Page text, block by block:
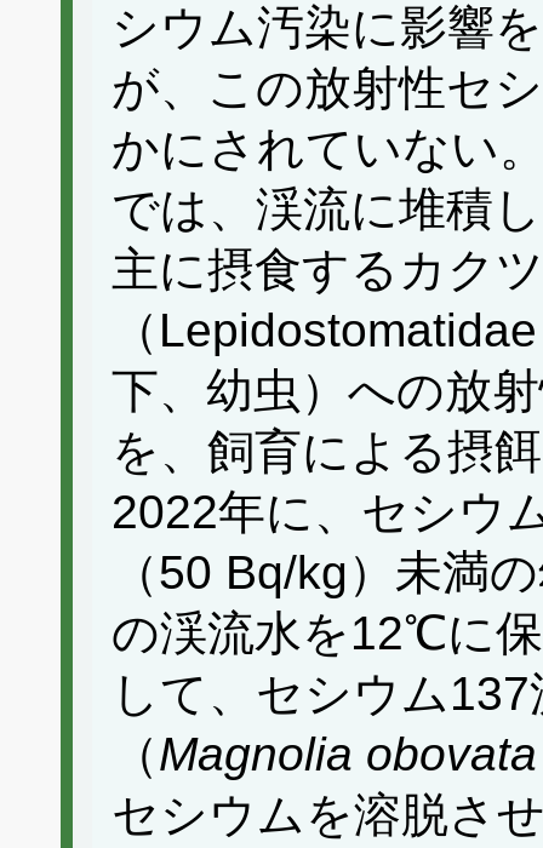
シウム汚染に影響
が、この放射性セ
かにされていない
では、渓流に堆積
主に摂食するカク
（
下、幼虫）への放
を、飼育による摂
2022年に、セシウ
（50 Bq/kg）未満
の渓流水を12℃に
して、セシウム
（Magnolia obovata
セシウムを溶脱さ